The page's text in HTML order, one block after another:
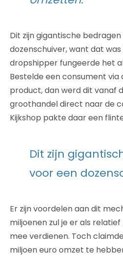
Dit zijn gigantische
dozenschuiver, want dat was
dropshipper fungeerde het
Bestelde een consument via
product, dan werd dit vanaf
groothandel direct naar de
Kijkshop pakte daar een
Dit zijn
voor een
Er zijn voordelen aan dit
miljoenen zul je er als
mee verdienen. Toch
miljoen euro omzet te